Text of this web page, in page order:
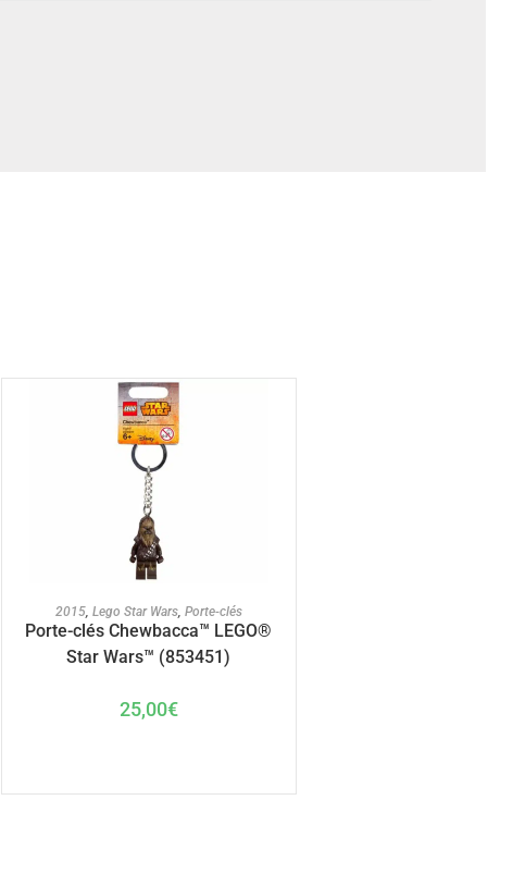
AJOUTER AU PANIER
2015, Lego Star Wars, Porte-clés
Porte-clés Chewbacca™ LEGO®
Star Wars™ (853451)
25,00€